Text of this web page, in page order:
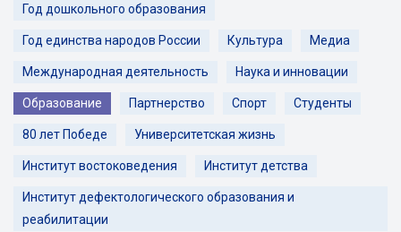
Год дошкольного образования
Год единства народов России Культура Медиа
Международная деятельность Наука и инновации
Образование Партнерство Спорт Студенты
80 лет Победе Университетская жизнь
Институт востоковедения Институт детства
Институт дефектологического образования и
реабилитации